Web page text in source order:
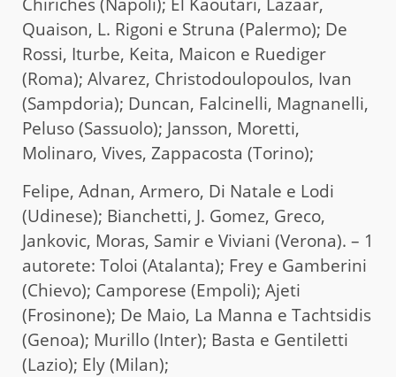
Quaison, L. Rigoni e Struna (Palermo); De
Rossi, Iturbe, Keita, Maicon e Ruediger
(Roma); Alvarez, Christodoulopoulos, Ivan
(Sampdoria); Duncan, Falcinelli, Magnanelli,
Peluso (Sassuolo); Jansson, Moretti,
Molinaro, Vives, Zappacosta (Torino);
Felipe, Adnan, Armero, Di Natale e Lodi
(Udinese); Bianchetti, J. Gomez, Greco,
Jankovic, Moras, Samir e Viviani (Verona). – 1
autorete: Toloi (Atalanta); Frey e Gamberini
(Chievo); Camporese (Empoli); Ajeti
(Frosinone); De Maio, La Manna e Tachtsidis
(Genoa); Murillo (Inter); Basta e Gentiletti
(Lazio); Ely (Milan);